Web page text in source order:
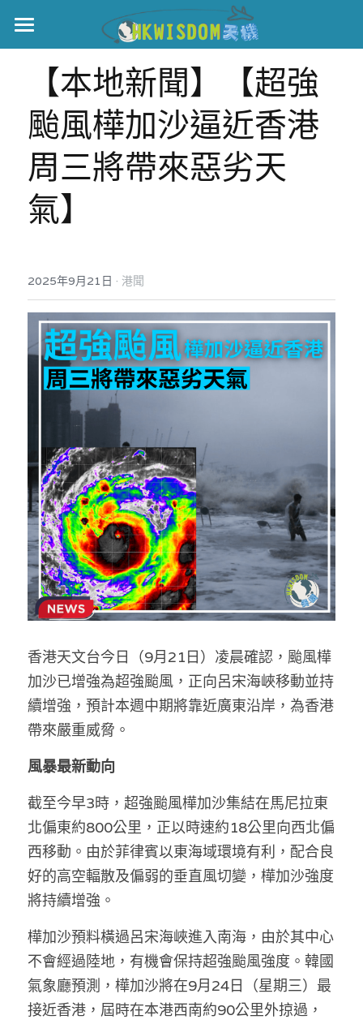
主頁
世界盃
伊美戰爭
黎智英案
正本清源•黎智英案
宏福火災
宏福苑聽證會
宏福火災正視聽
記錄．宏福苑火災
中國
國際
娛樂
反華推手你要知
反華推手懶人包
民主派騙案十式
反華推手起底
美西霸凌內幕
美西極權主義
真相直擊
極端暴恐實錄
KOL 專欄
林淑芳專欄
屈穎妍專欄
朱庭萱專欄
莫綺琪專欄
黃萬成專欄
招國偉專欄
高松傑專欄
林伯強專欄
馮煒光專欄
趙處機專欄
KOL 精選
大衛sir專欄
龔靜儀大律師專欄
陳貴春大律師專欄
絕密法庭檔案
醫院口岸爆炸案
屠龍小隊案
黎智英案審訊
支聯會案
35+顛覆案
生活
吃喝玩指南
休閒好介紹
親子
花生仔漫畫週記
關於我們
人才招聘
投稿熱線
商戶合作
支持讚助
條款及細則
關於我們
搜索
繁體中文
English
【本地新聞】【超強
颱風樺加沙逼近香港
周三將帶來惡劣天
氣】
2025年9月21日 · 港聞
香港天文台今日（9月21日）凌晨確認，颱風樺
加沙已增強為超強颱風，正向呂宋海峽移動並持
續增強，預計本週中期將靠近廣東沿岸，為香港
帶來嚴重威脅。
風暴最新動向
截至今早3時，超強颱風樺加沙集結在馬尼拉東
北偏東約800公里，正以時速約18公里向西北偏
西移動。由於菲律賓以東海域環境有利，配合良
好的高空輻散及偏弱的垂直風切變，樺加沙強度
將持續增強。
樺加沙預料橫過呂宋海峽進入南海，由於其中心
不會經過陸地，有機會保持超強颱風強度。韓國
氣象廳預測，樺加沙將在9月24日（星期三）最
接近香港，屆時在本港西南約90公里外掠過，